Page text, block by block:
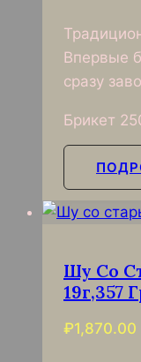
Впервые
сразу
Брикет
Шу Со
19г,357
₽1,870.00